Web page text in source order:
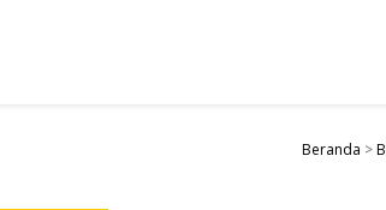
Beranda >